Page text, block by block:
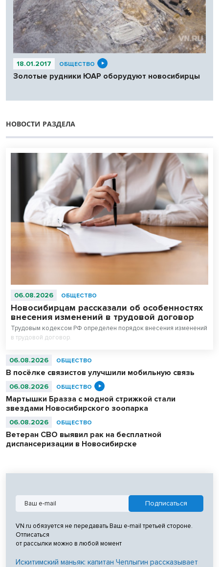
18.01.2017 ОБЩЕСТВО
Золотые рудники ЮАР оборудуют новосибирцы
НОВОСТИ РАЗДЕЛА
06.08.2026 ОБЩЕСТВО
Новосибирцам рассказали об особенностях
внесения изменений в трудовой договор
Трудовым кодексом РФ определен порядок внесения изменений
в трудовой договор.
06.08.2026 ОБЩЕСТВО
В посёлке связистов улучшили мобильную связь
06.08.2026 ОБЩЕСТВО
Мартышки Бразза с модной стрижкой стали
звездами Новосибирского зоопарка
06.08.2026 ОБЩЕСТВО
Ветеран СВО выявил рак на бесплатной
диспансеризации в Новосибирске
VN.ru обязуется не передавать Ваш e-mail третьей стороне.
Отписаться
от рассылки можно в любой момент
Искитимский маньяк: капитан Чеплыгин рассказывает